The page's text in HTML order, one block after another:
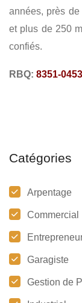
années, près
et plus de 250
confiés.
RBQ: 8351-
Catégories
Arpentage
Commercial
Garagiste
Gestion de